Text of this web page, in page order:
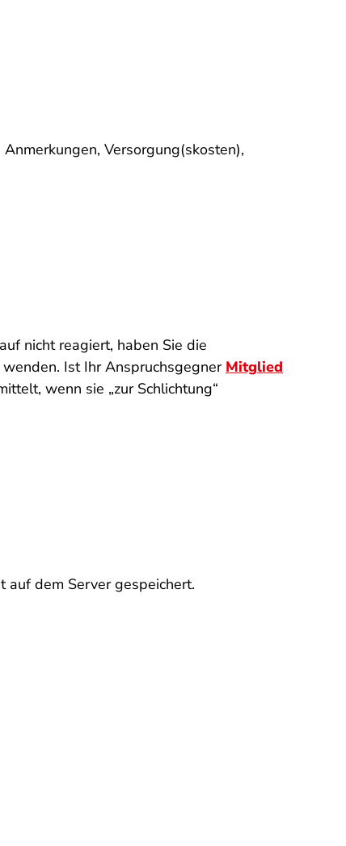
Versorgung(skosten),
nicht reagiert, haben Sie die
Ist Ihr Anspruchsgegner Mitglied
wenn sie „zur Schlichtung“
auf dem Server gespeichert.